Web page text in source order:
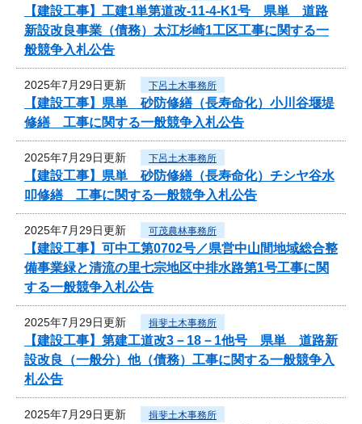
【建設工事】工建1単第道改-11-4-K1号 県単 道路
新設改良事業（債務）太江杉崎1工区工事に関する一
般競争入札公告
2025年7月29日更新 下呂土木事務所
【建設工事】県単 砂防修繕（長寿命化）小川谷堰堤
修繕 工事に関する一般競争入札公告
2025年7月29日更新 下呂土木事務所
【建設工事】県単 砂防修繕（長寿命化）チシヤ谷水
叩修繕 工事に関する一般競争入札公告
2025年7月29日更新 可茂農林事務所
【建設工事】可中工第0702号／県営中山間地域総合整
備事業緑と清流の里七宗地区中排水路第1号工事に関
する一般競争入札公告
2025年7月29日更新 揖斐土木事務所
【建設工事】第建工道改3－18－1他号 県単 道路新
設改良（一般分）他（債務）工事に関する一般競争入
札公告
2025年7月29日更新 揖斐土木事務所